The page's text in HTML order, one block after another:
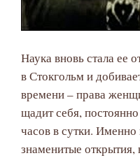
Наука вновь стала ее
в Стокгольм и
времени – права
щадит себя,
часов в сутки. Именно
знаменитые открытия,